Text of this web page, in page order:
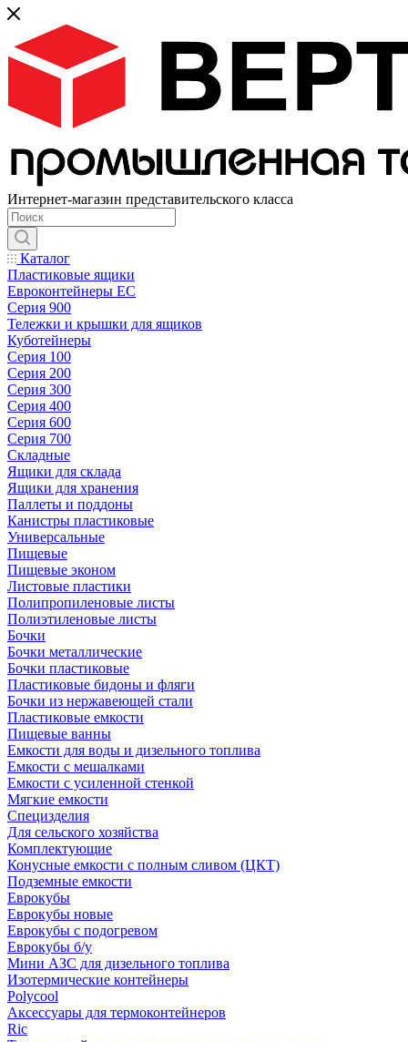
Интернет-магазин представительского класса
Каталог
Пластиковые ящики
Евроконтейнеры ЕС
Серия 900
Тележки и крышки для ящиков
Куботейнеры
Серия 100
Серия 200
Серия 300
Серия 400
Серия 600
Серия 700
Складные
Ящики для склада
Ящики для хранения
Паллеты и поддоны
Канистры пластиковые
Универсальные
Пищевые
Пищевые эконом
Листовые пластики
Полипропиленовые листы
Полиэтиленовые листы
Бочки
Бочки металлические
Бочки пластиковые
Пластиковые бидоны и фляги
Бочки из нержавеющей стали
Пластиковые емкости
Пищевые ванны
Емкости для воды и дизельного топлива
Емкости с мешалками
Емкости с усиленной стенкой
Мягкие емкости
Специзделия
Для сельского хозяйства
Комплектующие
Конусные емкости с полным сливом (ЦКТ)
Подземные емкости
Еврокубы
Еврокубы новые
Еврокубы с подогревом
Еврокубы б/у
Мини АЗС для дизельного топлива
Изотермические контейнеры
Polycool
Аксессуары для термоконтейнеров
Ric